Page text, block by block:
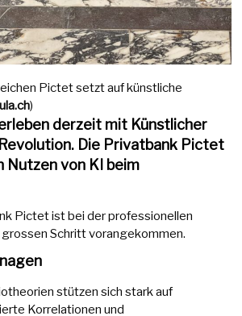
Pictet setzt auf künstliche
)
derzeit mit Künstlicher
Die Privatbank Pictet
von KI beim
Pictet ist bei der professionellen
Schritt vorangekommen.
stützen sich stark auf
Korrelationen und